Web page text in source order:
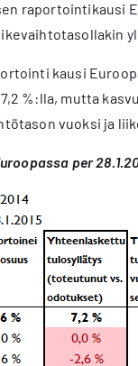
raportointikausi
kausi
%:lla, mutta
vuoksi ja
per